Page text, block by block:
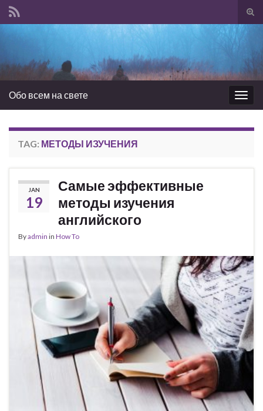
Обо всем на свете
TAG: МЕТОДЫ ИЗУЧЕНИЯ
JAN
19
Самые эффективные
методы изучения
английского
Byadmin in How To